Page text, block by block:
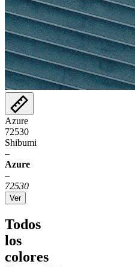
Azure
72530
Shibumi
–
Azure
–
72530
Ver
Todos
los
colores